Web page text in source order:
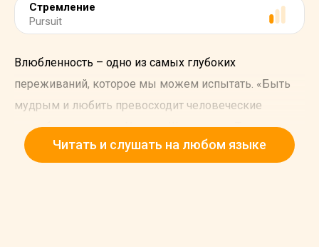
Стремление
Pursuit
Влюбленность – одно из самых глубоких
переживаний, которое мы можем испытать. «Быть
мудрым и любить превосходит человеческие
способности», писал Уильям Шекспир в «Троиле и
Крессиде». И это правда. В конце концов, как можно
Читать и слушать на любом языке